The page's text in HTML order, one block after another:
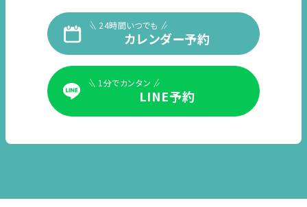
24時間いつでも
カレンダー予約
1分でカンタン
LINE予約